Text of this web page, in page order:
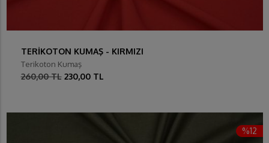
TERİKOTON KUMAŞ - KIRMIZI
Terikoton Kumaş
260,00 TL 230,00 TL
%12